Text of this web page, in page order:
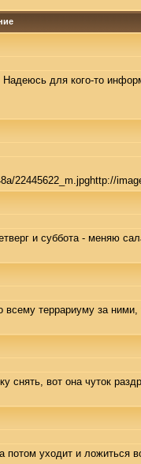
для кого-то
22445622_m.jpghttp://
и суббота - меняю
всему террариуму за
снять, вот она чуток
уходит и ложиться